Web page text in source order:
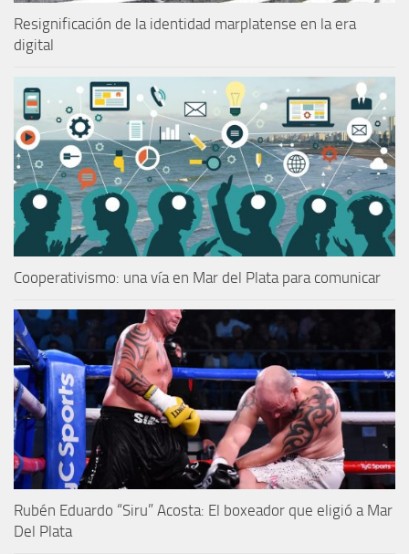
Resignificación de la identidad marplatense en la era
digital
Cooperativismo: una vía en Mar del Plata para comunicar
Rubén Eduardo “Siru” Acosta: El boxeador que eligió a Mar
Del Plata